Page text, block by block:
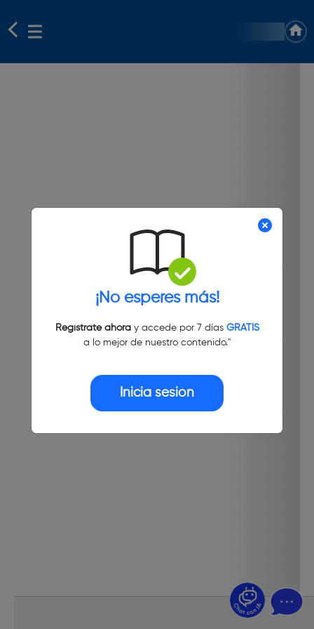
¡No esperes más!
Regístrate ahoray accede por 7 días GRATIS
a lo mejor de nuestro contenido."
Inicia sesión